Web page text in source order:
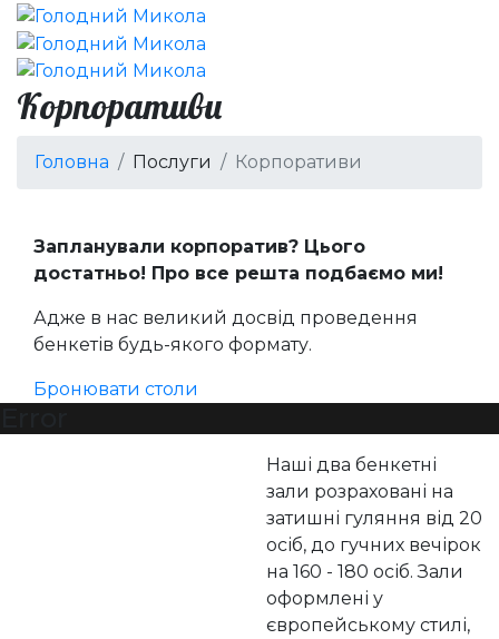
Корпоративи
Головна Послуги Корпоративи
Запланували корпоратив? Цього
достатньо! Про все решта подбаємо ми!
Адже в нас великий досвід проведення
бенкетів будь-якого формату.
Бронювати столи
Наші два бенкетні
зали розраховані на
затишні гуляння від 20
осіб, до гучних вечірок
на 160 - 180 осіб. Зали
оформлені у
європейському стилі,